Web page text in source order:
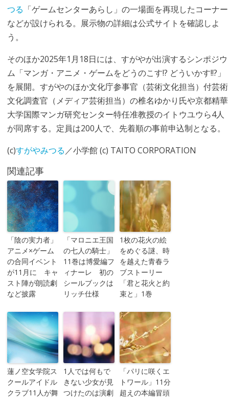
つる 「ゲームセンターあらし」の一場面を再現したコーナー
などが設けられる。展示物の詳細は公式サイトを確認しよ
う。
そのほか2025年1月18日には、すがやが出演するシンポジウ
ム「マンガ・アニメ・ゲームをどうのこす!? どういかす!!?」
を展開。すがやのほか文化庁参事官（芸術文化担当）付芸術
文化調査官（メディア芸術担当）の椎名ゆかり氏や京都精華
大学国際マンガ研究センター特任准教授のイトウユウら4人
が同席する。定員は200人で、先着順の事前申込制となる。
(c)すがやみつる ／小学館 (c) TAITO CORPORATION
関連記事
「陰の実力者」
アニメ×ゲーム
の合同イベント
が11月に キャ
スト陣が朗読劇
など披露
「マロニエ王国
の七人の騎士」
11巻は博愛編フ
ィナーレ 初の
シールブックは
リッチ仕様
1枚の花火の絵
をめぐる謎、時
を越えた青春ラ
ブストーリー
「君と花火と約
束と」1巻
蓮ノ空女学院ス
クールアイドル
クラブ11人が舞
1人では何もで
きない少女が見
つけたのは演劇
「パリに咲くエ
トワール」11分
超えの本編冒頭